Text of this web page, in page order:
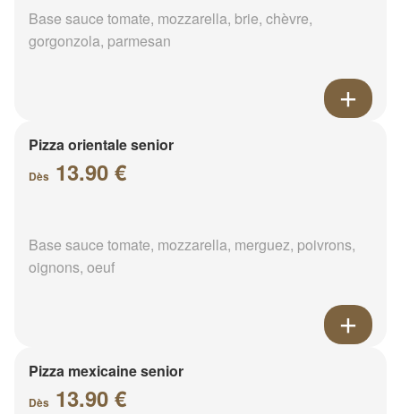
Base sauce tomate, mozzarella, brie, chèvre,
gorgonzola, parmesan
Pizza orientale senior
Dès 13.90 €
Base sauce tomate, mozzarella, merguez, poivrons,
oignons, oeuf
Pizza mexicaine senior
Dès 13.90 €